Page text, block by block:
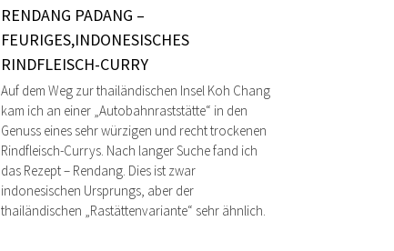
RENDANG PADANG –
FEURIGES,INDONESISCHES
RINDFLEISCH-CURRY
Auf dem Weg zur thailändischen Insel Koh Chang
kam ich an einer „Autobahnraststätte“ in den
Genuss eines sehr würzigen und recht trockenen
Rindfleisch-Currys. Nach langer Suche fand ich
das Rezept – Rendang. Dies ist zwar
indonesischen Ursprungs, aber der
thailändischen „Rastättenvariante“ sehr ähnlich.